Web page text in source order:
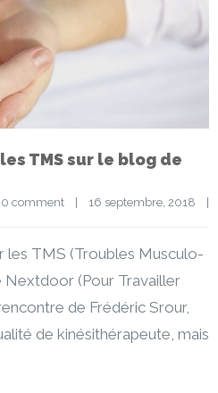
TMS sur le blog de
0 comment 16 septembre, 2018
les TMS (Troubles Musculo-
(Pour Travailler
de Frédéric Srour,
de kinésithérapeute, mais